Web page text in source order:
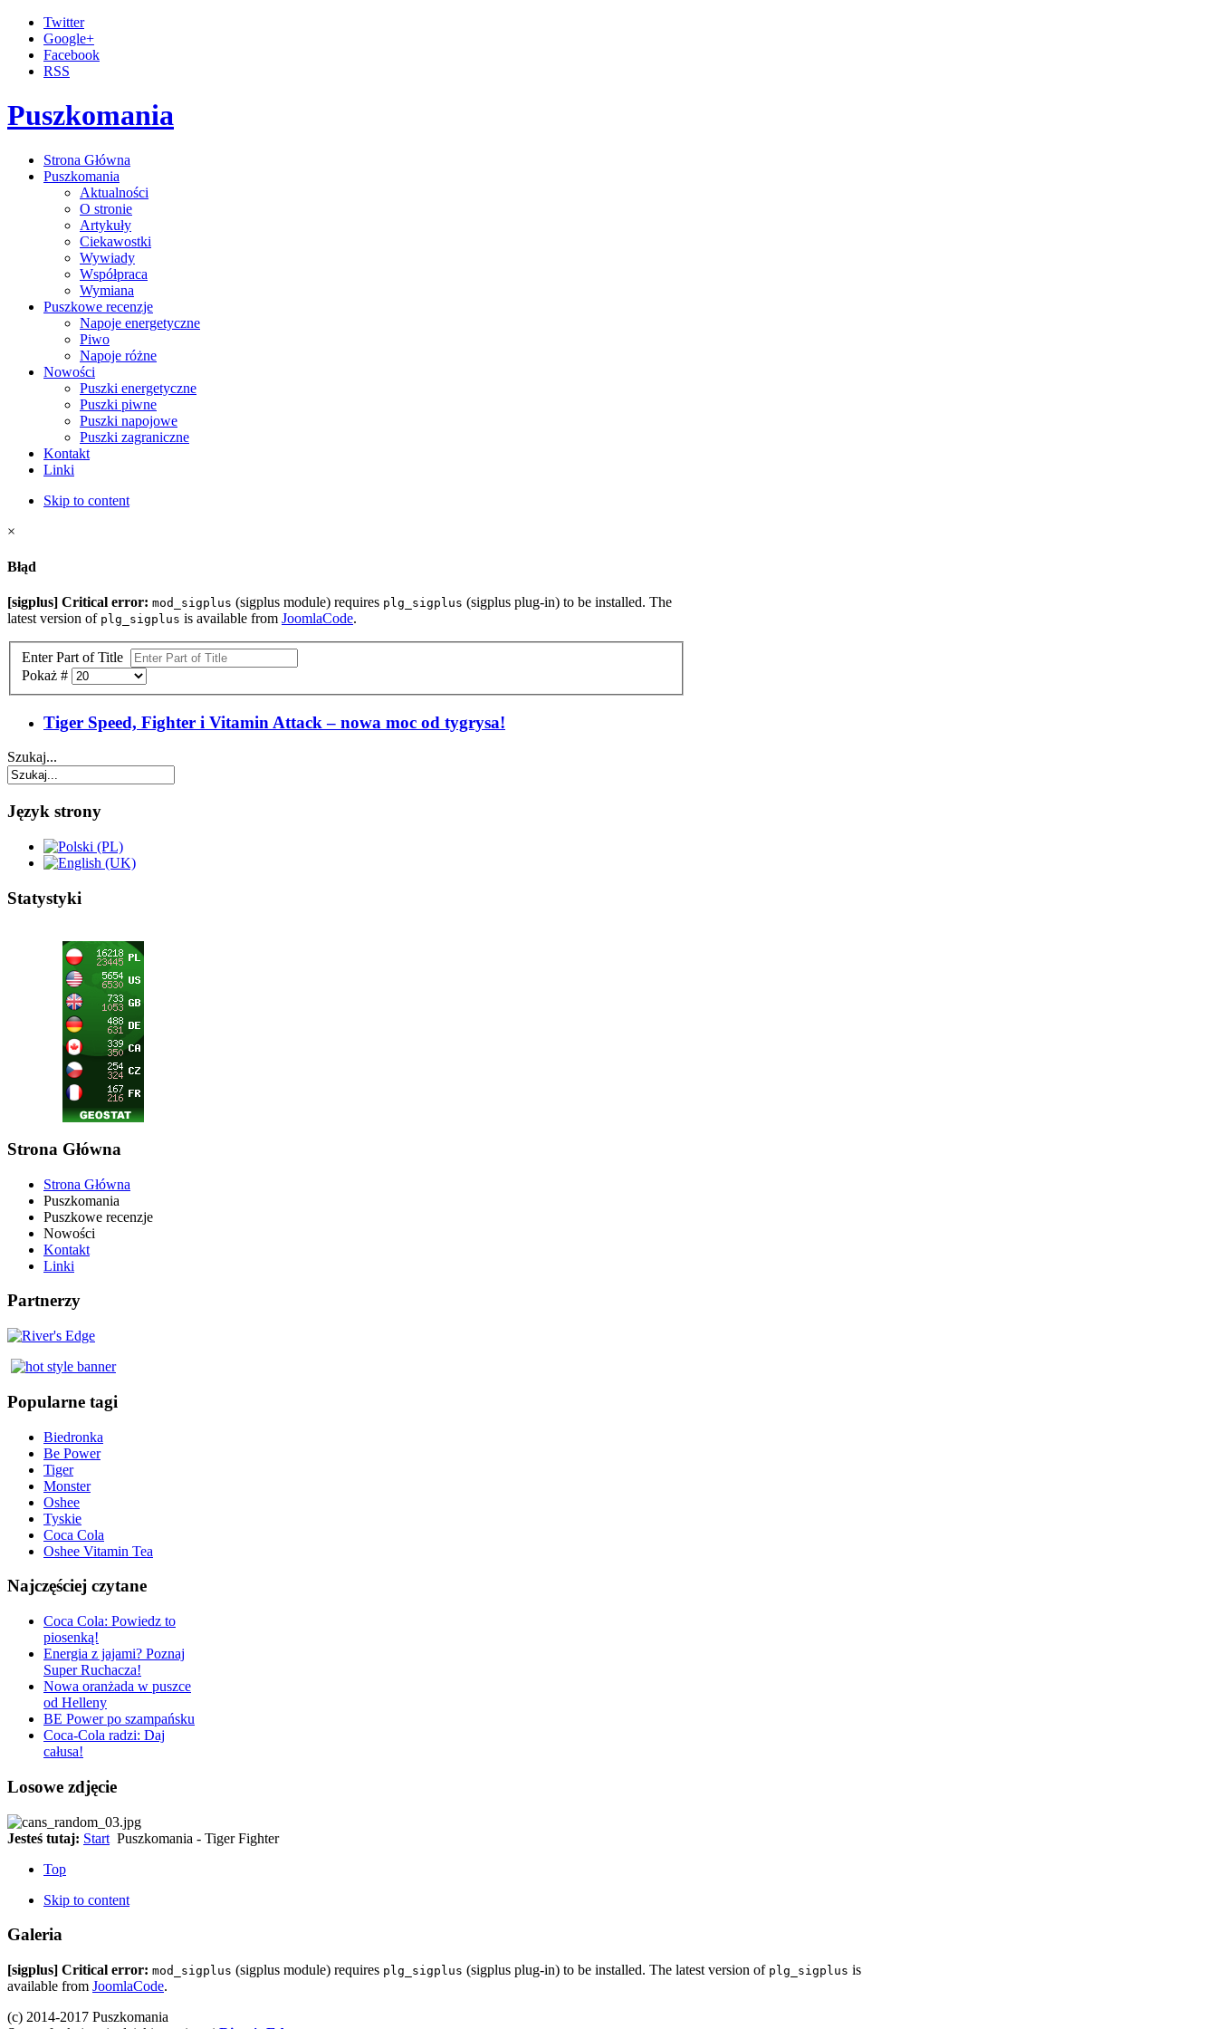
Twitter
Google+
Facebook
RSS
Puszkomania
Strona Główna
Puszkomania
Aktualności
O stronie
Artykuły
Ciekawostki
Wywiady
Współpraca
Wymiana
Puszkowe recenzje
Napoje energetyczne
Piwo
Napoje różne
Nowości
Puszki energetyczne
Puszki piwne
Puszki napojowe
Puszki zagraniczne
Kontakt
Linki
Skip to content
×
Błąd
[sigplus] Critical error: mod_sigplus (sigplus module) requires plg_sigplus (sigplus plug-in) to be installed. The
latest version of plg_sigplus is available from JoomlaCode.
Enter Part of Title
Pokaż #
Tiger Speed, Fighter i Vitamin Attack – nowa moc od tygrysa!
Szukaj...
Język strony
Statystyki
Strona Główna
Strona Główna
Puszkomania
Puszkowe recenzje
Nowości
Kontakt
Linki
Partnerzy
Popularne tagi
Biedronka
Be Power
Tiger
Monster
Oshee
Tyskie
Coca Cola
Oshee Vitamin Tea
Najczęściej czytane
Coca Cola: Powiedz to
piosenką!
Energia z jajami? Poznaj
Super Ruchacza!
Nowa oranżada w puszce
od Helleny
BE Power po szampańsku
Coca-Cola radzi: Daj
całusa!
Losowe zdjęcie
Jesteś tutaj: Start Puszkomania - Tiger Fighter
Top
Skip to content
Galeria
[sigplus] Critical error: mod_sigplus (sigplus module) requires plg_sigplus (sigplus plug-in) to be installed. The latest version of plg_sigplus is
available from JoomlaCode.
(c) 2014-2017 Puszkomania